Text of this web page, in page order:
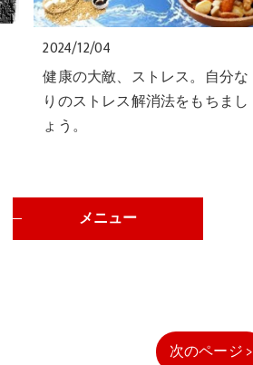
2024/12/04
健康の大敵、ストレス。自分な
りのストレス解消法をもちまし
ょう。
メニュー
次のページ >